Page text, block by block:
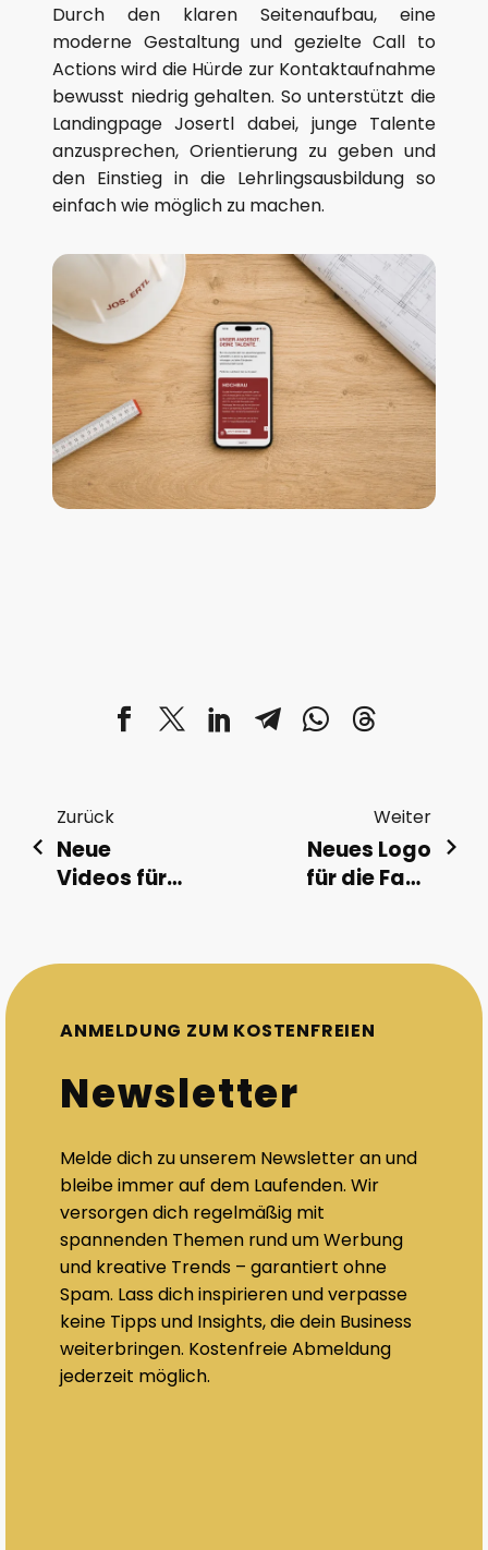
Durch den klaren Seitenaufbau, eine
moderne Gestaltung und gezielte Call to
Actions wird die Hürde zur Kontaktaufnahme
bewusst niedrig gehalten. So unterstützt die
Landingpage Josertl dabei, junge Talente
anzusprechen, Orientierung zu geben und
den Einstieg in die Lehrlingsausbildung so
einfach wie möglich zu machen.
Zurück
Neue
Videos für
in Kronstorf
Weiter
Neues Logo
für die Fam.
ANMELDUNG ZUM KOSTENFREIEN
Newsletter
Melde dich zu unserem Newsletter an und
bleibe immer auf dem Laufenden. Wir
versorgen dich regelmäßig mit
spannenden Themen rund um Werbung
und kreative Trends – garantiert ohne
Spam. Lass dich inspirieren und verpasse
keine Tipps und Insights, die dein Business
weiterbringen. Kostenfreie Abmeldung
jederzeit möglich.